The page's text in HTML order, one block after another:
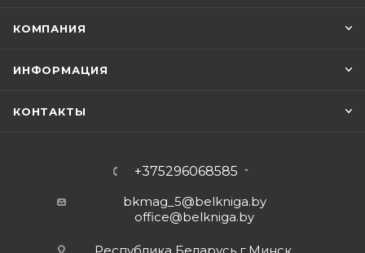
КОМПАНИЯ
ИНФОРМАЦИЯ
КОНТАКТЫ
+375296068585
bkmag_5@belkniga.by
office@belkniga.by
Республика Беларусь г.Минск,